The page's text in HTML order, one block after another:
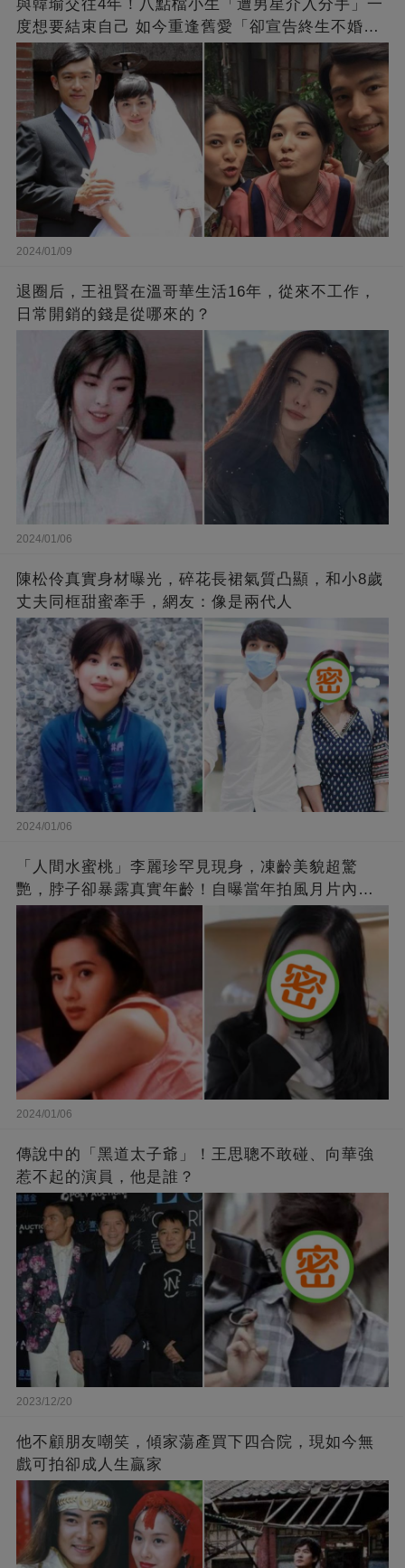
與韓瑜交往4年！八點檔小生「遭男星介入分手」一
度想要結束自己 如今重逢舊愛「卻宣告終生不婚」
原因曝光
2024/01/09
退圈后，王祖賢在溫哥華生活16年，從來不工作，
日常開銷的錢是從哪來的？
2024/01/06
陳松伶真實身材曝光，碎花長裙氣質凸顯，和小8歲
丈夫同框甜蜜牽手，網友：像是兩代人
2024/01/06
「人間水蜜桃」李麗珍罕見現身，凍齡美貌超驚
艷，脖子卻暴露真實年齡！自曝當年拍風月片內
幕，竟是因為「玉女當久了」？
2024/01/06
傳說中的「黑道太子爺」！王思聰不敢碰、向華強
惹不起的演員，他是誰？
2023/12/20
他不顧朋友嘲笑，傾家蕩產買下四合院，現如今無
戲可拍卻成人生贏家